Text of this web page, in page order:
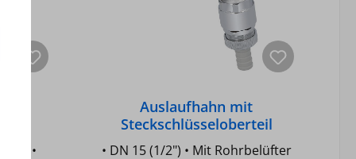
•
Auslaufhahn mit
Steckschlüsseloberteil
DN15(1/2") MS-
• DN 15 (1/2") • Mit Rohrbelüfter